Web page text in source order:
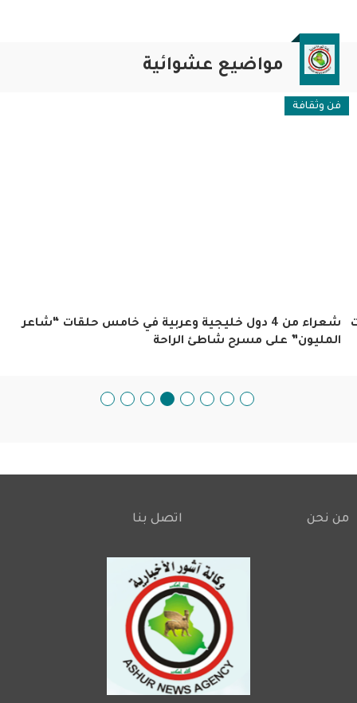
مواضيع عشوائية
فن وثقافة
شعراء من 4 دول خليجية وعربية في خامس حلقات “شاعر
المليون” على مسرح شاطئ الراحة
Footer
من نحن اتصل بنا